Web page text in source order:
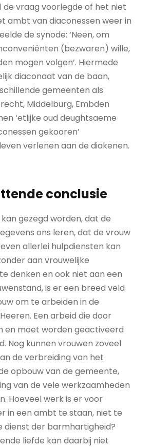
de vraag voorlegde of het niet
ambt van diaconessen weer in
de synode: ‘Neen, om
(bezwaren) wille,
mogen volgen’. Hiermede
diaconaat van de baan,
gemeenten als
Middelburg, Embden
‘etlijke oud deughtsaeme
gekooren’
verlenen aan de diakenen.
conclusie
gezegd worden, dat de
ons leren, dat de vrouw
allerlei hulpdiensten kan
aan vrouwelijke
denken en ook niet aan een
is er een breed veld
om te arbeiden in de
Een arbeid die door
en moet worden geactiveerd
Nog kunnen vrouwen zoveel
de verbreiding van het
opbouw van de gemeente,
van de vele werkzaamheden
Hoeveel werk is er voor
in een ambt te staan, niet te
dienst der barmhartigheid?
liefde kan daarbij niet